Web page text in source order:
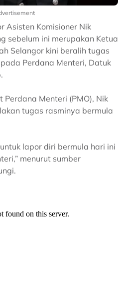
Asisten Komisioner Nik
sebelum ini merupakan Ketua
Selangor kini beralih tugas
Perdana Menteri, Datuk
Perdana Menteri (PMO), Nik
tugas rasminya bermula
lapor diri bermula hari ini
menurut sumber